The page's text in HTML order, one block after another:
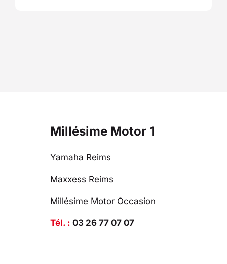
Millésime Motor 1
Yamaha Reims
Maxxess Reims
Millésime Motor Occasion
Tél. : 03 26 77 07 07